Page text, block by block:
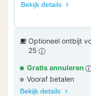
Bekijk details
Optioneel ontbijt
25
Gratis annuleren
Vooraf betalen
Bekijk details